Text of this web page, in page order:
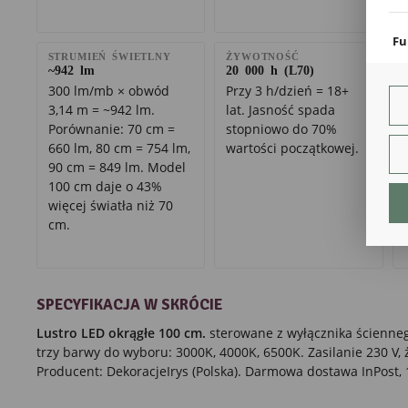
STRUMIEŃ ŚWIETLNY
~942 lm
300 lm/mb × obwód
3,14 m = ~942 lm.
Porównanie: 70 cm =
660 lm, 80 cm = 754 lm,
90 cm = 849 lm. Model
100 cm daje o 43%
więcej światła niż 70
cm.
ŻYWOTNOŚĆ
20 000 h (L70)
Przy 3 h/dzień = 18+
lat. Jasność spada
stopniowo do 70%
wartości początkowej.
SPECYFIKACJA W SKRÓCIE
Lustro LED okrągłe 100 cm. sterowane z wyłącznika
trzy barwy do wyboru: 3000K, 4000K, 6500K. Zasilanie 230 V,
Producent: DekoracjeIrys (Polska). Darmowa dostawa InPost,